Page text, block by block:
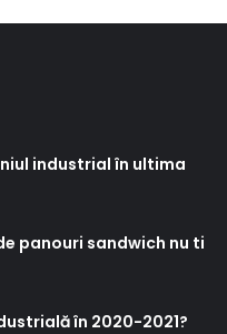
industrial în ultima
panouri sandwich nu ti
în 2020-2021?